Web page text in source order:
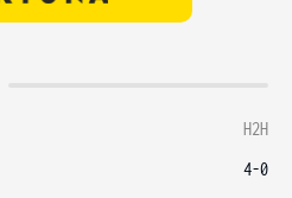
H2H
4-0